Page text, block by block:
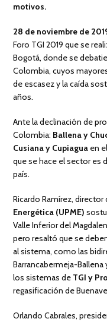
motivos.
28 de noviembre de
Foro TGI 2019 que se
Bogotá, donde se
Colombia, cuyos
de escasez y la caída
años.
Ante la declinación de
Colombia: Ballena y
Cusiana y Cupiagua en
que se hace el sector es
país.
Ricardo Ramírez, director
Energética (UPME)
Valle Inferior del
pero resaltó que se
al sistema, como las
Barrancabermeja-
los sistemas de TGI y
regasificación de
Orlando Cabrales,